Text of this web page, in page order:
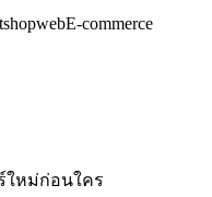
E-commerce
ร์ใหม่ก่อนใคร